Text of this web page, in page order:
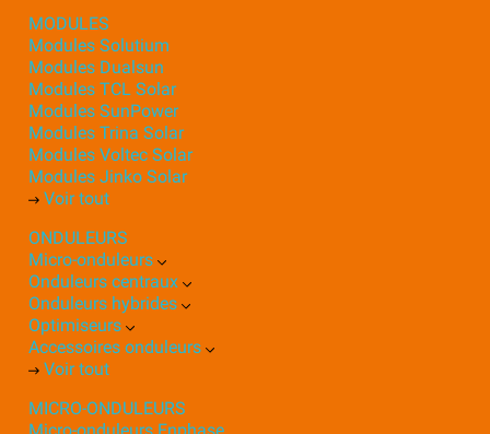
MODULES
Modules Solutium
Modules Dualsun
Modules TCL Solar
Modules SunPower
Modules Trina Solar
Modules Voltec Solar
Modules Jinko Solar
Voir tout
ONDULEURS
Micro-onduleurs
Onduleurs centraux
Onduleurs hybrides
Optimiseurs
Accessoires onduleurs
Voir tout
MICRO-ONDULEURS